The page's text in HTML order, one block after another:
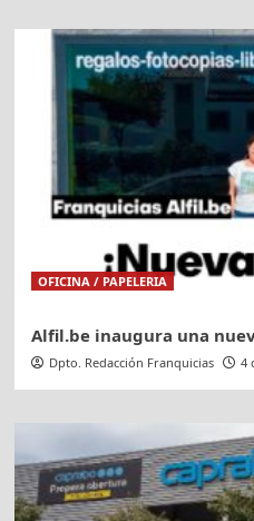
OFICINA / PAPELERIA
Alfil.be inaugura una
Dpto. Redacción Franquicias 4